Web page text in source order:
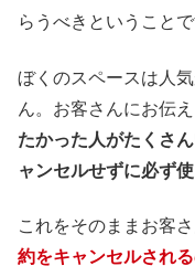
らうべきということで
ぼくのスペースは人
ん。お客さんにお伝
たかった人がたくさ
ャンセルせずに必ず
これをそのままお客
約をキャンセルされ